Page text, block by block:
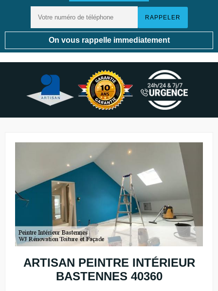
On vous rappelle immediatement
ARTISAN PEINTRE INTÉRIEUR
BASTENNES 40360